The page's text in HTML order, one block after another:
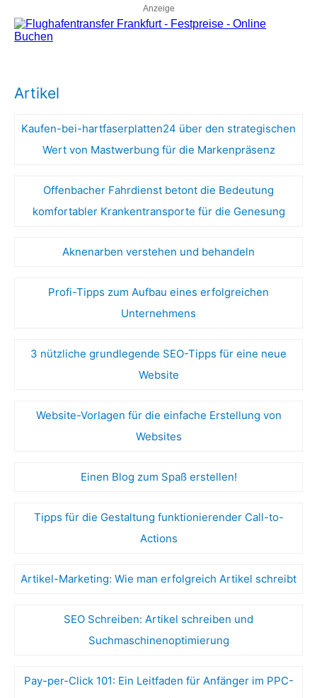
Anzeige
Artikel
Kaufen-bei-hartfaserplatten24 über den strategischen
Wert von Mastwerbung für die Markenpräsenz
Offenbacher Fahrdienst betont die Bedeutung
komfortabler Krankentransporte für die Genesung
Aknenarben verstehen und behandeln
Profi-Tipps zum Aufbau eines erfolgreichen
Unternehmens
3 nützliche grundlegende SEO-Tipps für eine neue
Website
Website-Vorlagen für die einfache Erstellung von
Websites
Einen Blog zum Spaß erstellen!
Tipps für die Gestaltung funktionierender Call-to-
Actions
Artikel-Marketing: Wie man erfolgreich Artikel schreibt
SEO Schreiben: Artikel schreiben und
Suchmaschinenoptimierung
Pay-per-Click 101: Ein Leitfaden für Anfänger im PPC-